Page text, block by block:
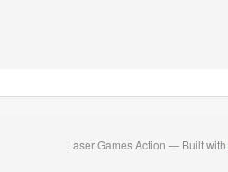
Laser Games Action — Built with